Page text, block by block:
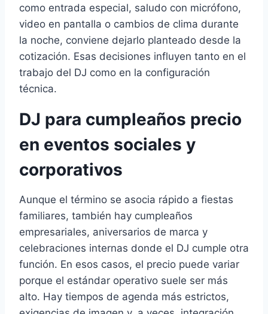
como entrada especial, saludo con micrófono,
video en pantalla o cambios de clima durante
la noche, conviene dejarlo planteado desde la
cotización. Esas decisiones influyen tanto en el
trabajo del DJ como en la configuración
técnica.
DJ para cumpleaños precio
en eventos sociales y
corporativos
Aunque el término se asocia rápido a fiestas
familiares, también hay cumpleaños
empresariales, aniversarios de marca y
celebraciones internas donde el DJ cumple otra
función. En esos casos, el precio puede variar
porque el estándar operativo suele ser más
alto. Hay tiempos de agenda más estrictos,